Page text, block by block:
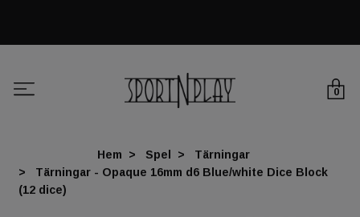
0
Hem Spel
Tärningar
Tärningar - Opaque 16mm d6 Blue/white Dice Block
(12 dice)